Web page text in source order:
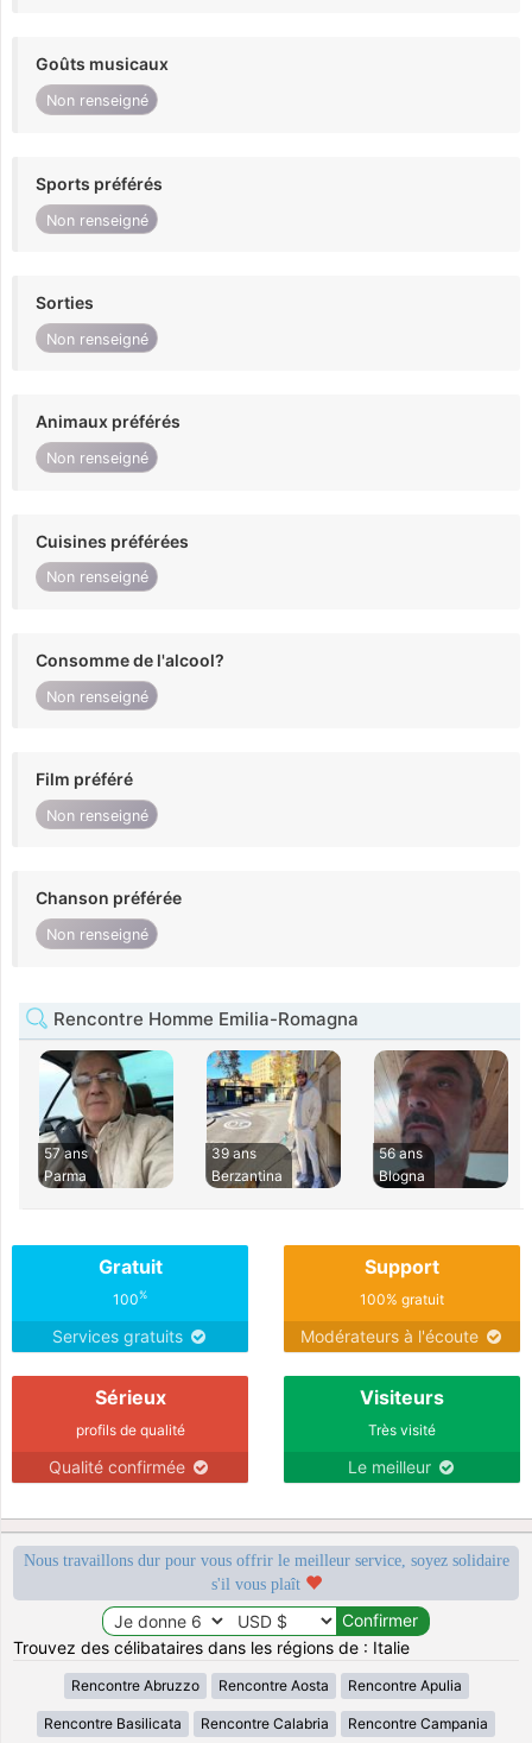
Goûts musicaux
Non renseigné
Sports préférés
Non renseigné
Sorties
Non renseigné
Animaux préférés
Non renseigné
Cuisines préférées
Non renseigné
Consomme de l'alcool?
Non renseigné
Film préféré
Non renseigné
Chanson préférée
Non renseigné
Rencontre Homme Emilia-Romagna
57 ans
Parma
39 ans
Berzantina
56 ans
Blogna
Gratuit
100%
Services gratuits
Support
100% gratuit
Modérateurs à l'écoute
Sérieux
profils de qualité
Qualité confirmée
Visiteurs
Très visité
Le meilleur
Nous travaillons dur pour vous offrir le meilleur service, soyez solidaire
s'il vous plaît
Trouvez des célibataires dans les régions de : Italie
Rencontre Abruzzo Rencontre Aosta Rencontre Apulia
Rencontre Basilicata Rencontre Calabria Rencontre Campania